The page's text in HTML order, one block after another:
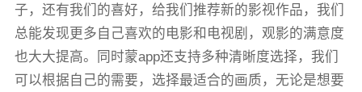
子，还有我们的喜好，给我们推荐新的影视作品，我们
总能发现更多自己喜欢的电影和电视剧，观影的满意度
也大大提高。同时蒙app还支持多种清晰度选择，我们
可以根据自己的需要，选择最适合的画质，无论是想要